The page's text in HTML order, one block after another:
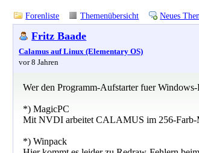
Forenliste Themenübersicht Neues
Fritz Baade
Calamus auf Linux (Elementary OS)
vor 8 Jahren
Wer den Programm-Aufstarter fuer
*) MagicPC
Mit NVDI arbeitet CALAMUS im 256-Farb-
*) Winpack